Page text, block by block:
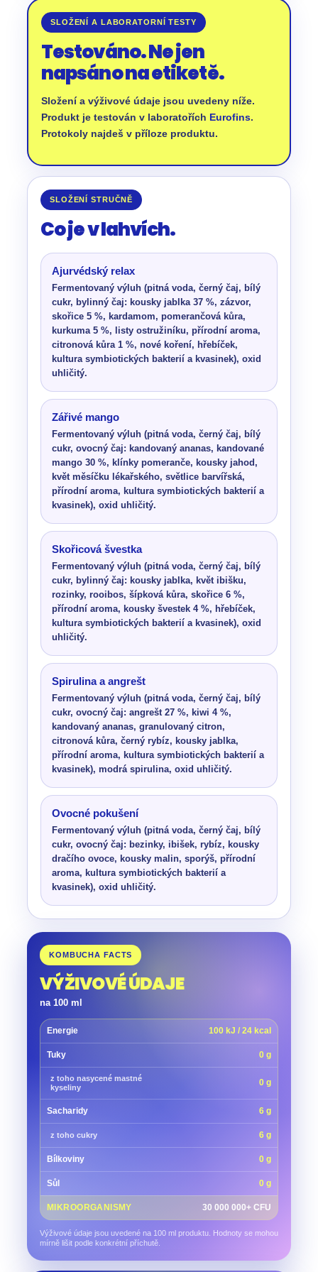
SLOŽENÍ A LABORATORNÍ TESTY
Testováno. Ne jen
napsáno na etiketě.
Složení a výživové údaje jsou uvedeny níže.
Produkt je testován v laboratořích Eurofins.
Protokoly najdeš v příloze produktu.
SLOŽENÍ STRUČNĚ
Co je v lahvích.
Ajurvédský relax
Fermentovaný výluh (pitná voda, černý čaj, bílý
cukr, bylinný čaj: kousky jablka 37 %, zázvor,
skořice 5 %, kardamom, pomerančová kůra,
kurkuma 5 %, listy ostružiníku, přírodní aroma,
citronová kůra 1 %, nové koření, hřebíček,
kultura symbiotických bakterií a kvasinek), oxid
uhličitý.
Zářivé mango
Fermentovaný výluh (pitná voda, černý čaj, bílý
cukr, ovocný čaj: kandovaný ananas, kandované
mango 30 %, klínky pomeranče, kousky jahod,
květ měsíčku lékařského, světlice barvířská,
přírodní aroma, kultura symbiotických bakterií a
kvasinek), oxid uhličitý.
Skořicová švestka
Fermentovaný výluh (pitná voda, černý čaj, bílý
cukr, bylinný čaj: kousky jablka, květ ibišku,
rozinky, rooibos, šípková kůra, skořice 6 %,
přírodní aroma, kousky švestek 4 %, hřebíček,
kultura symbiotických bakterií a kvasinek), oxid
uhličitý.
Spirulina a angrešt
Fermentovaný výluh (pitná voda, černý čaj, bílý
cukr, ovocný čaj: angrešt 27 %, kiwi 4 %,
kandovaný ananas, granulovaný citron,
citronová kůra, černý rybíz, kousky jablka,
přírodní aroma, kultura symbiotických bakterií a
kvasinek), modrá spirulina, oxid uhličitý.
Ovocné pokušení
Fermentovaný výluh (pitná voda, černý čaj, bílý
cukr, ovocný čaj: bezinky, ibišek, rybíz, kousky
dračího ovoce, kousky malin, sporýš, přírodní
aroma, kultura symbiotických bakterií a
kvasinek), oxid uhličitý.
KOMBUCHA FACTS
VÝŽIVOVÉ ÚDAJE
na 100 ml
Energie 100 kJ / 24 kcal
Tuky 0 g
z toho nasycené mastné
kyseliny
0 g
Sacharidy 6 g
z toho cukry 6 g
Bílkoviny 0 g
Sůl 0 g
MIKROORGANISMY 30 000 000+ CFU
Výživové údaje jsou uvedené na 100 ml produktu. Hodnoty se mohou
mírně lišit podle konkrétní příchutě.